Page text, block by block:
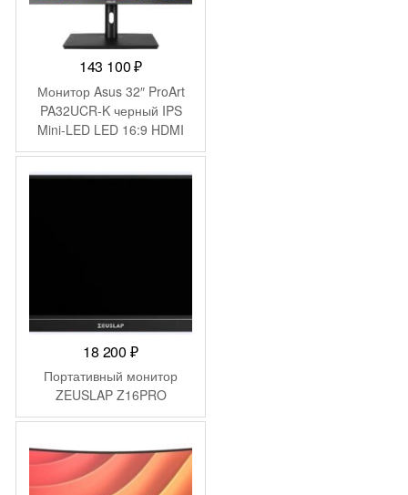
143 100₽
Монитор Asus 32″ ProArt
PA32UCR-K черный IPS
Mini-LED LED 16:9 HDMI
M/M матовая HAS Piv
18 200₽
Портативный монитор
ZEUSLAP Z16PRO